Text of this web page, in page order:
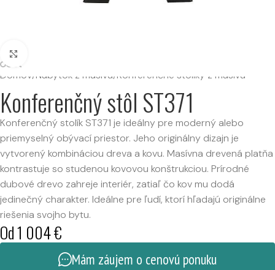
Domov/Nábytok z masívu/Konferenčné stolíky z masívu
Konferenčný stôl ST371
Konferenčný stolík ST371 je ideálny pre moderný alebo
priemyselný obývací priestor. Jeho originálny dizajn je
vytvorený kombináciou dreva a kovu. Masívna drevená platňa
kontrastuje so studenou kovovou konštrukciou. Prírodné
dubové drevo zahreje interiér, zatiaľ čo kov mu dodá
jedinečný charakter. Ideálne pre ľudí, ktorí hľadajú originálne
riešenia svojho bytu.
Od1 004€
Mám záujem o cenovú ponuku